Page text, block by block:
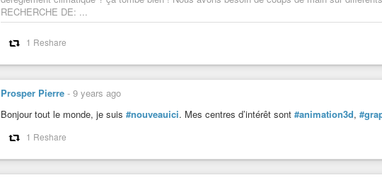
RECHERCHE DE: ...
1 Reshare
Prosper Pierre - 9 years ago
Bonjour tout le monde, je suis #nouveauici. Mes centres d’intérêt sont #animation3d,
1 Reshare